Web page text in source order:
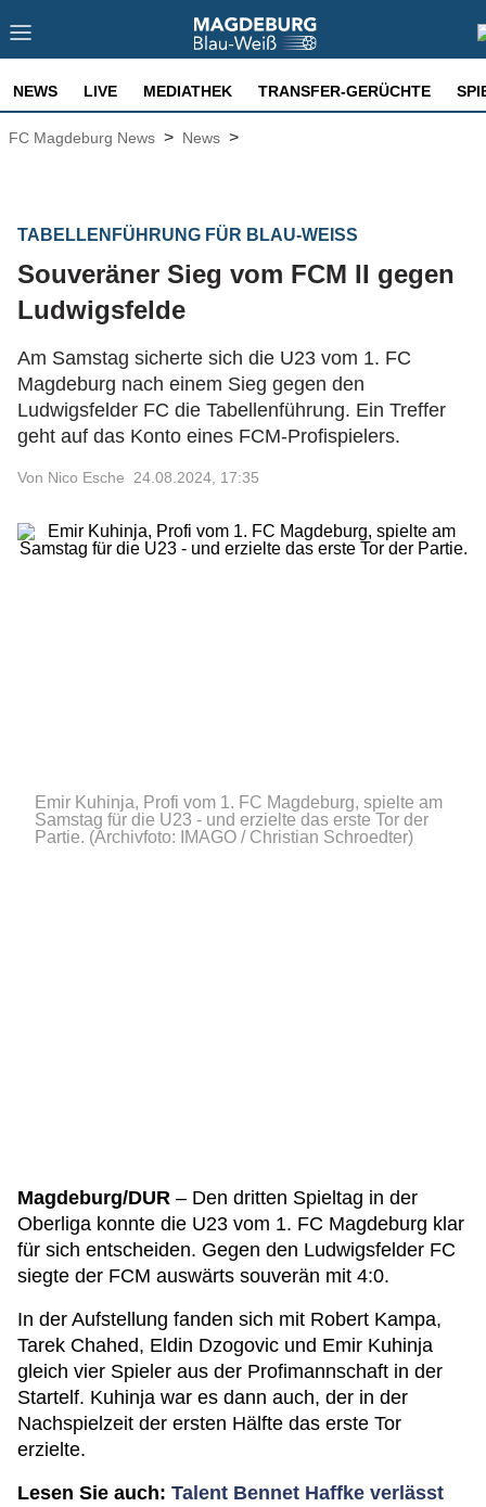
NEWS LIVE MEDIATHEK TRANSFER-GERÜCHTE
FC Magdeburg News > News >
TABELLENFÜHRUNG FÜR BLAU-WEISS
Souveräner Sieg vom FCM II gegen
Ludwigsfelde
Am Samstag sicherte sich die U23 vom 1. FC
Magdeburg nach einem Sieg gegen den
Ludwigsfelder FC die Tabellenführung. Ein Treffer
geht auf das Konto eines FCM-Profispielers.
Von Nico Esche 24.08.2024, 17:35
Emir Kuhinja, Profi vom 1. FC Magdeburg, spielte am
Samstag für die U23 - und erzielte das erste Tor der
Partie. (Archivfoto: IMAGO / Christian Schroedter)
Magdeburg/DUR – Den dritten Spieltag in der
Oberliga konnte die U23 vom 1. FC Magdeburg klar
für sich entscheiden. Gegen den Ludwigsfelder FC
siegte der FCM auswärts souverän mit 4:0.
In der Aufstellung fanden sich mit Robert Kampa,
Tarek Chahed, Eldin Dzogovic und Emir Kuhinja
gleich vier Spieler aus der Profimannschaft in der
Startelf. Kuhinja war es dann auch, der in der
Nachspielzeit der ersten Hälfte das erste Tor
erzielte.
Lesen Sie auch: Talent Bennet Haffke verlässt